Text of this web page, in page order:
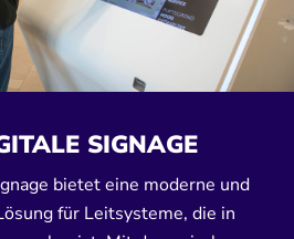
SIGNAGE
bietet eine moderne und
für Leitsysteme, die in